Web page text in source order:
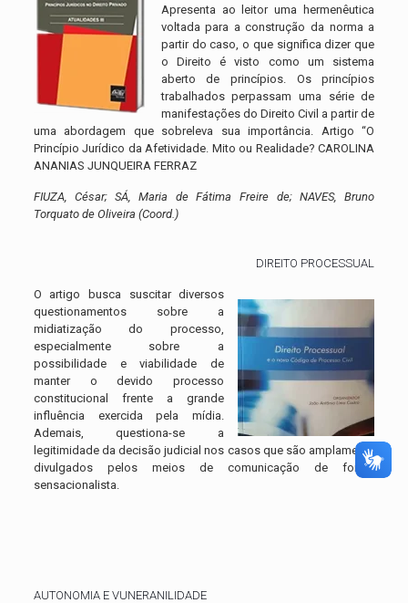
Apresenta ao leitor uma hermenêutica
voltada para a construção da norma a
partir do caso, o que significa dizer que
o Direito é visto como um sistema
aberto de princípios. Os princípios
trabalhados perpassam uma série de
manifestações do Direito Civil a partir de
uma abordagem que sobreleva sua importância. Artigo “O
Princípio Jurídico da Afetividade. Mito ou Realidade? CAROLINA
ANANIAS JUNQUEIRA FERRAZ
FIUZA, César; SÁ, Maria de Fátima Freire de; NAVES, Bruno
Torquato de Oliveira (Coord.)
DIREITO PROCESSUAL
O artigo busca suscitar diversos
questionamentos sobre a
midiatização do processo,
especialmente sobre a
possibilidade e viabilidade de
manter o devido processo
constitucional frente a grande
influência exercida pela mídia.
Ademais, questiona-se a
legitimidade da decisão judicial nos casos que são amplamente
divulgados pelos meios de comunicação de forma
sensacionalista.
AUTONOMIA E VUNERANILIDADE